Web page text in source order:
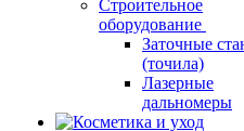
Строительное
оборудование
Заточные
(точила)
Лазерные
дальномеры